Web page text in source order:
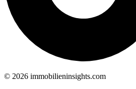
© 2026 immobilieninsights.com